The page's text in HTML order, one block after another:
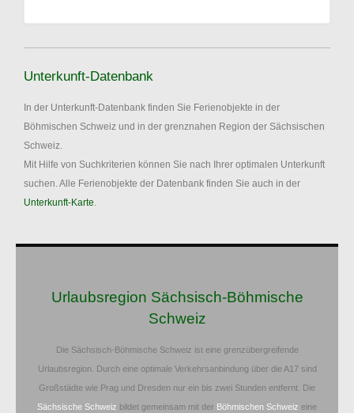
Unterkunft-Datenbank
In der Unterkunft-Datenbank finden Sie Ferienobjekte in der
Böhmischen Schweiz und in der grenznahen Region der Sächsischen
Schweiz.
Mit Hilfe von Suchkriterien können Sie nach Ihrer optimalen Unterkunft
suchen. Alle Ferienobjekte der Datenbank finden Sie auch in der
Unterkunft-Karte.
Urlaubsregion Sächsisch-Böhmische
Schweiz
Die Sächsisch-Böhmische Schweiz ist eine grenzübergreifende
Urlaubsregion. Durch eine optimale Verkehrsanbindung über die A17 sind
Großstädte wie Prag und Dresden nur ein bis zwei Stunden entfernt. Die
Sächsische Schweiz bildet gemeinsam mit der Böhmischen Schweiz eine